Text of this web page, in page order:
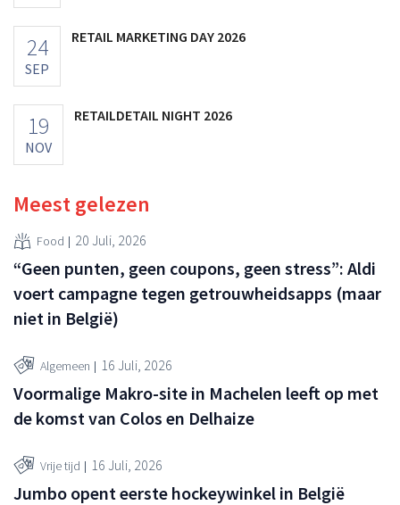
24
SEP
RETAIL MARKETING DAY 2026
19
NOV
RETAILDETAIL NIGHT 2026
Meest gelezen
Food 20 Juli, 2026
“Geen punten, geen coupons, geen stress”: Aldi
voert campagne tegen getrouwheidsapps (maar
niet in België)
Algemeen 16 Juli, 2026
Voormalige Makro-site in Machelen leeft op met
de komst van Colos en Delhaize
Vrije tijd 16 Juli, 2026
Jumbo opent eerste hockeywinkel in België